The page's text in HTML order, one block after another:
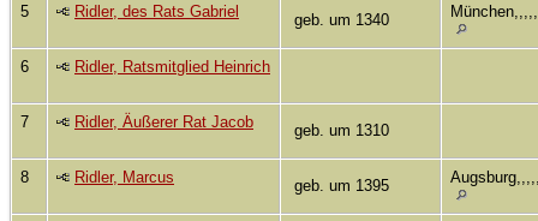
5 Ridler, des Rats Gabriel geb. um 1340
6 Ridler, Ratsmitglied Heinrich
7 Ridler, Äußerer Rat Jacob geb. um 1310
8 Ridler, Marcus geb. um 1395